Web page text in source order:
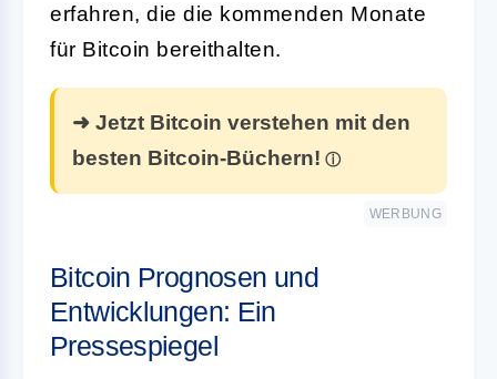
erfahren, die die kommenden Monate
für Bitcoin bereithalten.
➜ Jetzt Bitcoin verstehen mit den
besten Bitcoin-Büchern!
WERBUNG
Bitcoin Prognosen und
Entwicklungen: Ein
Pressespiegel